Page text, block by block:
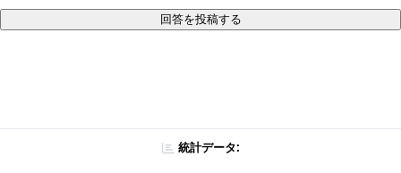
回答を投稿する
統計データ: